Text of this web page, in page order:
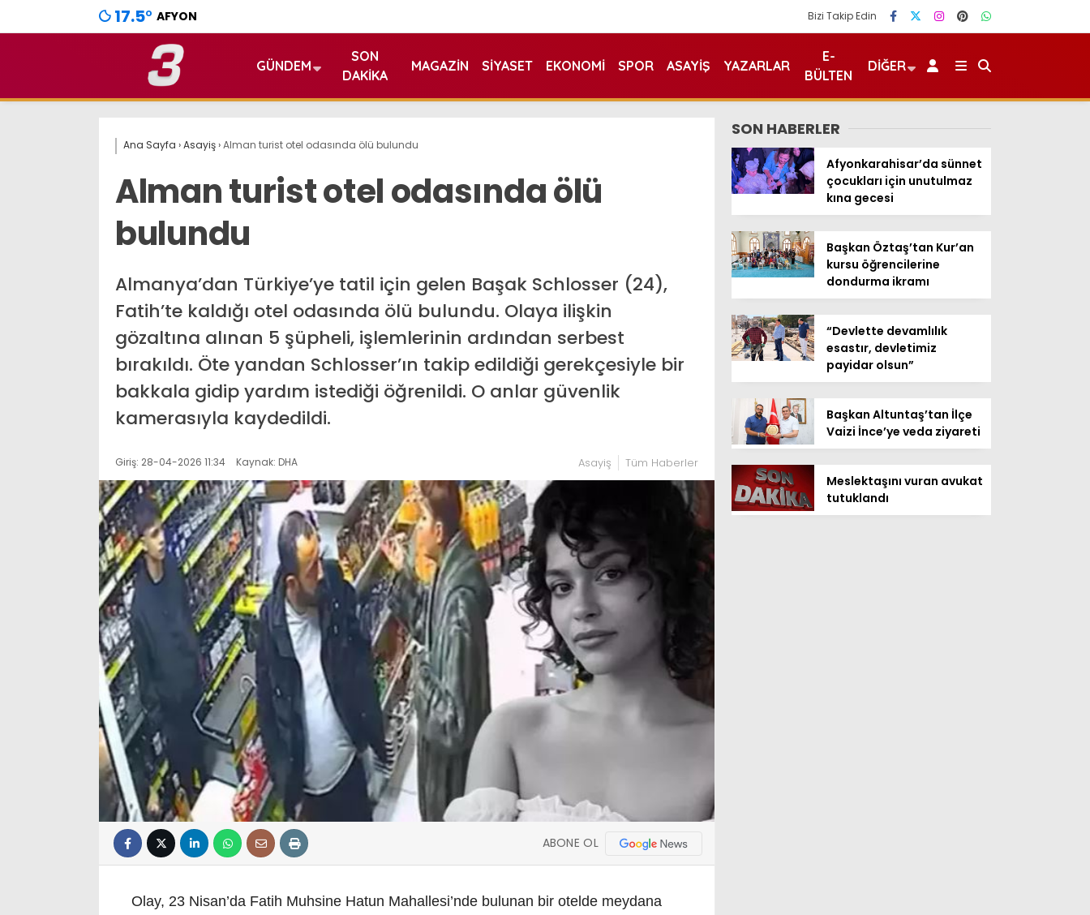
17.5° AFYON Bizi Takip Edin
GÜNDEM
SON
DAKIKA
MAGAZIN SIYASET EKONOMI SPOR ASAYIŞ YAZARLAR
E-
BÜLTEN
DIĞER
Ana Sayfa ›Asayiş›Alman turist otel odasında ölü bulundu
Alman turist otel odasında ölü
bulundu
Almanya’dan Türkiye’ye tatil için gelen Başak Schlosser (24),
Fatih’te kaldığı otel odasında ölü bulundu. Olaya ilişkin
gözaltına alınan 5 şüpheli, işlemlerinin ardından serbest
bırakıldı. Öte yandan Schlosser’ın takip edildiği gerekçesiyle bir
bakkala gidip yardım istediği öğrenildi. O anlar güvenlik
kamerasıyla kaydedildi.
Giriş: 28-04-2026 11:34 Kaynak: DHA Asayiş Tüm Haberler
ABONE OL
Olay, 23 Nisan’da Fatih Muhsine Hatun Mahallesi’nde bulunan bir otelde meydana
SON HABERLER
Afyonkarahisar’da sünnet
çocukları için unutulmaz
kına gecesi
Başkan Öztaş’tan Kur’an
kursu öğrencilerine
dondurma ikramı
“Devlette devamlılık
esastır, devletimiz
payidar olsun”
Başkan Altuntaş’tan İlçe
Vaizi İnce’ye veda ziyareti
Meslektaşını vuran avukat
tutuklandı